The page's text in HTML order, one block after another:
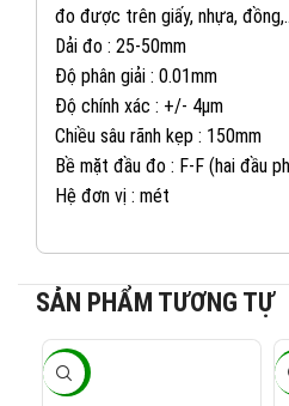
đo được trên giấy, nhựa,
Dải đo : 25-50mm
Độ phân giải : 0.01mm
Độ chính xác : +/- 4µm
Chiều sâu rãnh kẹp : 150mm
Bề mặt đầu đo : F-F (hai đầu
Hệ đơn vị : mét
SẢN PHẨM TƯƠNG TỰ
-20%
KINH